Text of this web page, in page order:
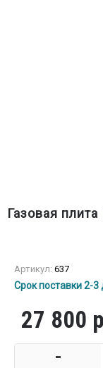
Газовая
Артикул: 637
Срок поставки 2-3
27 800
-